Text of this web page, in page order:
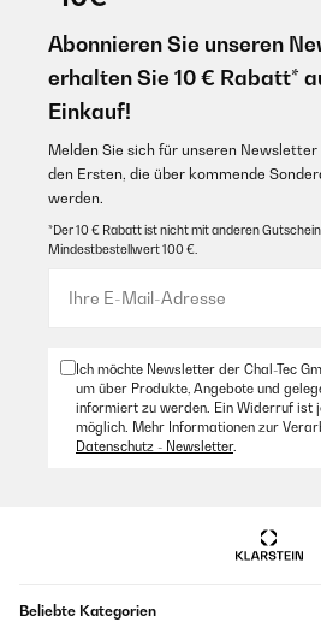
Abonnieren Sie unseren
erhalten Sie 10 € Rabatt*
Einkauf!
Melden Sie sich für unseren Newsletter
den Ersten, die über kommende
werden.
*Der 10 € Rabatt ist nicht mit anderen
Mindestbestellwert 100 €.
Ich möchte Newsletter der Chal-Tec
um über Produkte, Angebote und
informiert zu werden. Ein Widerruf ist
möglich. Mehr Informationen zur
Datenschutz - Newsletter.
Beliebte Kategorien